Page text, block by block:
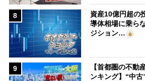
8
資産10億円超の
導体相場に乗ら
ジション…
9
【首都圏の不動
ンキング】“中